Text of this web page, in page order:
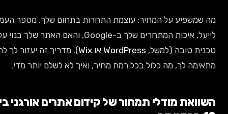
על המחיר: עוצמת התחרות בתחום שלך, מספר העמודים שצריך
לייעל, איכות המתחרים שלך ב-Google, והאם האתר שלך בנוי על תשתית
(למשל,WordPress או Wix
). מדריך זה יעזור לך להבין איזו חבילה
מה כלול בכל רמת מחיר, ואיך לא לשלם יותר מדי.
תמחור של קידום אתרים אורגני בישראל —